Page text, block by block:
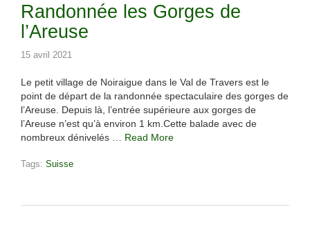
Randonnée les Gorges de
l’Areuse
15 avril 2021
Le petit village de Noiraigue dans le Val de Travers est le
point de départ de la randonnée spectaculaire des gorges de
l’Areuse. Depuis là, l’entrée supérieure aux gorges de
l’Areuse n’est qu’à environ 1 km.Cette balade avec de
nombreux dénivelés … Read More
Tags: Suisse